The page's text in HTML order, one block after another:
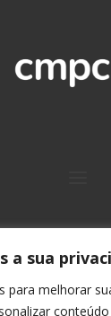
a sua
para melhorar